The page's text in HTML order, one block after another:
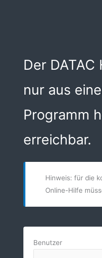
Der
nur aus
Programm
erreichbar.
Hinweis: für die
Online-Hilfe
Benutzer